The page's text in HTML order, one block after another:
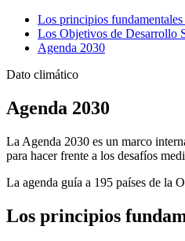
Los principios
Los Objetivos de Desarrollo
Agenda 2030
Dato climático
Agenda 2030
La Agenda 2030 es un marco
para hacer frente a los desafíos
La agenda guía a 195 países de la
Los principios